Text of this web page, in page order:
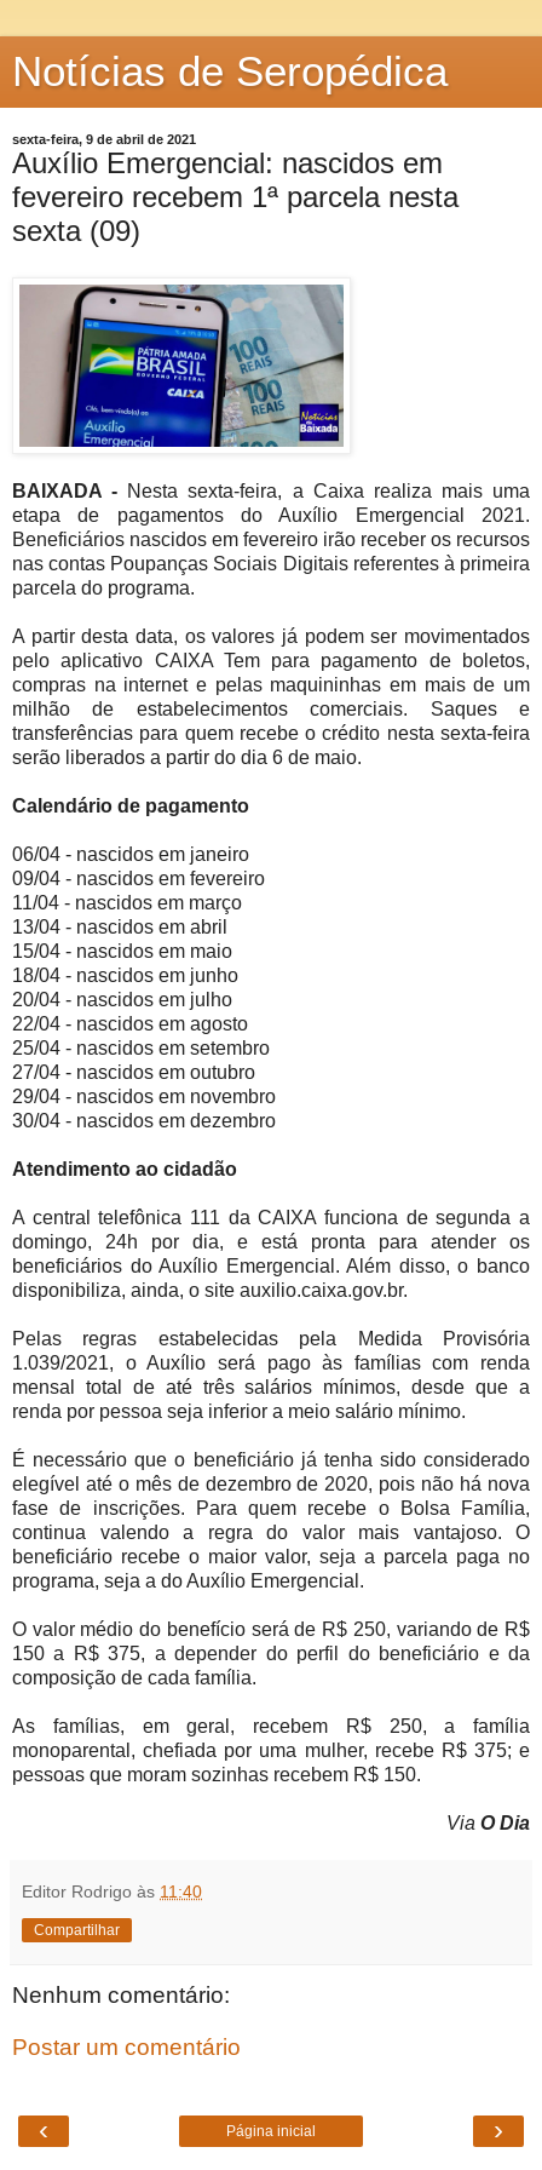
Notícias de Seropédica
sexta-feira, 9 de abril de 2021
Auxílio Emergencial: nascidos em
fevereiro recebem 1ª parcela nesta
sexta (09)
BAIXADA - Nesta sexta-feira, a Caixa realiza mais uma
etapa de pagamentos do Auxílio Emergencial 2021.
Beneficiários nascidos em fevereiro irão receber os recursos
nas contas Poupanças Sociais Digitais referentes à primeira
parcela do programa.
A partir desta data, os valores já podem ser movimentados
pelo aplicativo CAIXA Tem para pagamento de boletos,
compras na internet e pelas maquininhas em mais de um
milhão de estabelecimentos comerciais. Saques e
transferências para quem recebe o crédito nesta sexta-feira
serão liberados a partir do dia 6 de maio.
Calendário de pagamento
06/04 - nascidos em janeiro
09/04 - nascidos em fevereiro
11/04 - nascidos em março
13/04 - nascidos em abril
15/04 - nascidos em maio
18/04 - nascidos em junho
20/04 - nascidos em julho
22/04 - nascidos em agosto
25/04 - nascidos em setembro
27/04 - nascidos em outubro
29/04 - nascidos em novembro
30/04 - nascidos em dezembro
Atendimento ao cidadão
A central telefônica 111 da CAIXA funciona de segunda a
domingo, 24h por dia, e está pronta para atender os
beneficiários do Auxílio Emergencial. Além disso, o banco
disponibiliza, ainda, o site auxilio.caixa.gov.br.
Pelas regras estabelecidas pela Medida Provisória
1.039/2021, o Auxílio será pago às famílias com renda
mensal total de até três salários mínimos, desde que a
renda por pessoa seja inferior a meio salário mínimo.
É necessário que o beneficiário já tenha sido considerado
elegível até o mês de dezembro de 2020, pois não há nova
fase de inscrições. Para quem recebe o Bolsa Família,
continua valendo a regra do valor mais vantajoso. O
beneficiário recebe o maior valor, seja a parcela paga no
programa, seja a do Auxílio Emergencial.
O valor médio do benefício será de R$ 250, variando de R$
150 a R$ 375, a depender do perfil do beneficiário e da
composição de cada família.
As famílias, em geral, recebem R$ 250, a família
monoparental, chefiada por uma mulher, recebe R$ 375; e
pessoas que moram sozinhas recebem R$ 150.
Via O Dia
Editor Rodrigo às 11:40
Compartilhar
Nenhum comentário:
Postar um comentário
‹ ›
Página inicial